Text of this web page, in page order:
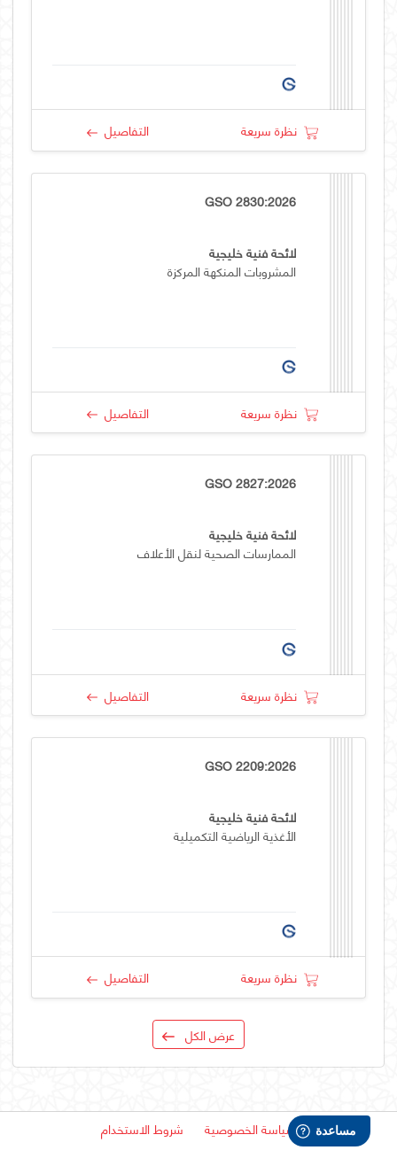
نظرة سريعة التفاصيل
GSO 2830:2026
لائحة فنية خليجية
المشروبات المنكهة المركزة
نظرة سريعة التفاصيل
GSO 2827:2026
لائحة فنية خليجية
الممارسات الصحية لنقل الأعلاف
نظرة سريعة التفاصيل
GSO 2209:2026
لائحة فنية خليجية
الأغذية الرياضية التكميلية
نظرة سريعة التفاصيل
عرض الكل
سياسة الخصوصية
شروط الاستخدام